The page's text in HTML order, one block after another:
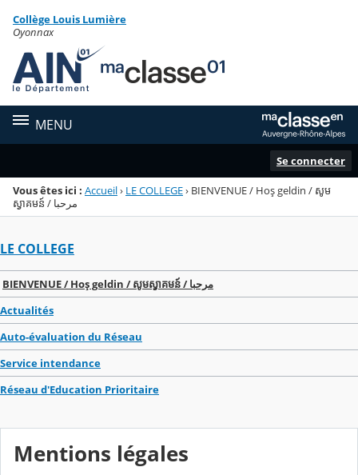
Menu de la rubrique
Contenu
Collège Louis Lumière
Oyonnax
MENU
Se connecter
Vous êtes ici : Accueil› LE COLLEGE› BIENVENUE / Hoş geldin / សូម
ស្វាគមន៍ / مرحبا
LE COLLEGE
BIENVENUE / Hoş geldin / សូមស្វាគមន៍ / مرحبا
Actualités
Auto-évaluation du Réseau
Service intendance
Réseau d'Education Prioritaire
Mentions légales